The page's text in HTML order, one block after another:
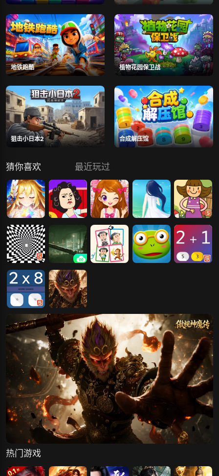
地铁跑酷 植物花园保卫战
狙击小日本2 合成解压馆
猜你喜欢 最近玩过
十二星座测试
测试你能否成
为包租婆
为阿Sue买衣
服2
抑郁症测试 小学数学测试
史上最难3D视
觉测试
逃生2
数学测试题 傲视神魔传
热门游戏